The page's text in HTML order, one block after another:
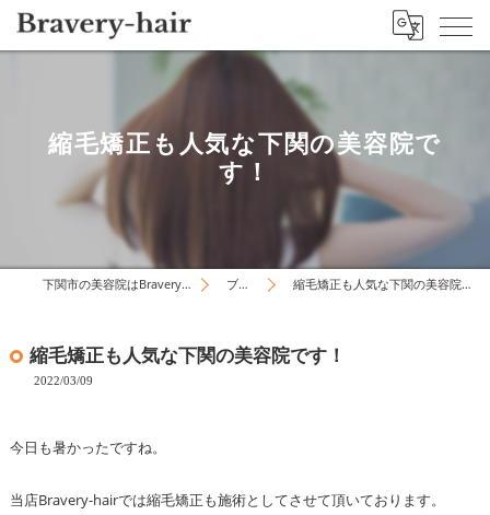
縮毛矯正も人気な下関の美容院で
す！
下関市の美容院はBravery-hair ブログ 縮毛矯正も人気な下関の美容院です！
縮毛矯正も人気な下関の美容院です！
2022/03/09
今日も暑かったですね。
当店Bravery-hairでは縮毛矯正も施術としてさせて頂いております。